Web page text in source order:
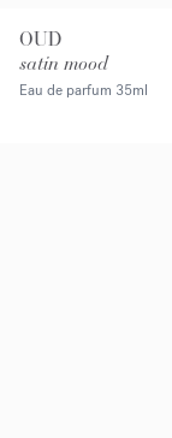
OUD
satin mood
Eau de parfum 35ml